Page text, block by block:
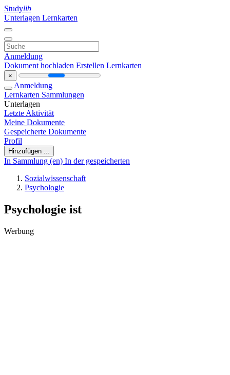
Studylib
Unterlagen Lernkarten
Anmeldung
Dokument hochladen Erstellen Lernkarten
×
Anmeldung
Lernkarten Sammlungen
Unterlagen
Letzte Aktivität
Meine Dokumente
Gespeicherte Dokumente
Profil
Hinzufügen ...
In Sammlung (en) In der gespeicherten
Sozialwissenschaft
Psychologie
Psychologie ist
Werbung